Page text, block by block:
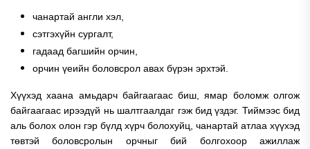
чанартай англи хэл,
сэтгэхүйн сургалт,
гадаад багшийн орчин,
орчин үеийн боловсрол авах бүрэн эрхтэй.
Хүүхэд хаана амьдарч байгаагаас биш, ямар боломж олгож
байгаагаас ирээдүй нь шалтгаалдаг гэж бид үздэг. Тиймээс бид
аль болох олон гэр бүлд хүрч болохуйц, чанартай атлаа хүүхэд
төвтэй боловсролын орчныг бий болгохоор ажиллаж